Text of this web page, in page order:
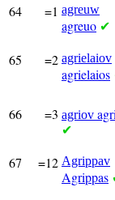
64 =1 agreuw
agreuo ✔
65 =2 agrielaiov
agrielaios
66 =3 agriov
✔
67 =12 Agrippav
Agrippas